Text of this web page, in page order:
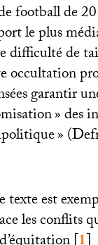
football de
le plus
difficulté de
garantir
» des
»
texte est
les conflits